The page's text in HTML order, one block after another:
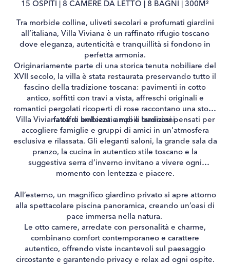
15 OSPITI 8 CAMERE DA LETTO 8 BAGNI 300M²
Tra morbide colline, uliveti secolari e profumati giardini
all’italiana, Villa Viviana è un raffinato rifugio toscano
dove eleganza, autenticità e tranquillità si fondono in
perfetta armonia.
Originariamente parte di una storica tenuta nobiliare del
XVII secolo, la villa è stata restaurata preservando tutto il
fascino della tradizione toscana: pavimenti in cotto
antico, soffitti con travi a vista, affreschi originali e
romantici pergolati ricoperti di rose raccontano una storia
fatta di bellezza e nobili tradizioni.
Villa Viviana offre ambienti ampi e luminosi pensati per
accogliere famiglie e gruppi di amici in un'atmosfera
esclusiva e rilassata. Gli eleganti saloni, la grande sala da
pranzo, la cucina in autentico stile toscano e la
suggestiva serra d’inverno invitano a vivere ogni
momento con lentezza e piacere.
All’esterno, un magnifico giardino privato si apre attorno
alla spettacolare piscina panoramica, creando un’oasi di
pace immersa nella natura.
Le otto camere, arredate con personalità e charme,
combinano comfort contemporaneo e carattere
autentico, offrendo viste incantevoli sul paesaggio
circostante e garantendo privacy e relax ad ogni ospite.